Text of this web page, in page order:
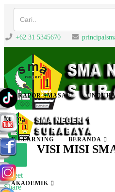
+62 31 5345670
E-RAPOR SMASA
E-LEARNING BERANDA
AKADEMIK
VISI MISI
Tweet
Share